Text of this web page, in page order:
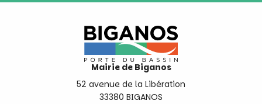
Mairie de Biganos
52 avenue de la Libération
33380 BIGANOS